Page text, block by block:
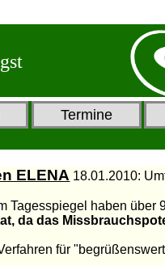
Termine
ELENA 18.01.2010:
Tagesspiegel haben über
da das
für